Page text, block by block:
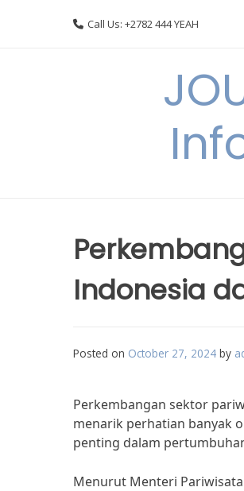
Call Us: +2782 444 YEAH
Indonesia
Posted on October 27, 2024 by
Perkembangan sektor
menarik perhatian banyak
penting dalam
Menurut Menteri